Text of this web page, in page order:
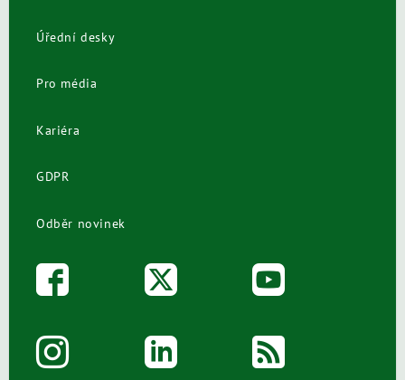
Úřední desky
Pro média
Kariéra
GDPR
Odběr novinek